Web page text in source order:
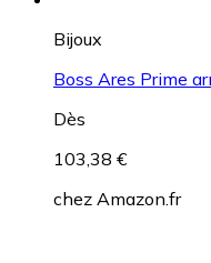
Bijoux
Boss Ares Prime
Dès
103,38 €
chez Amazon.fr